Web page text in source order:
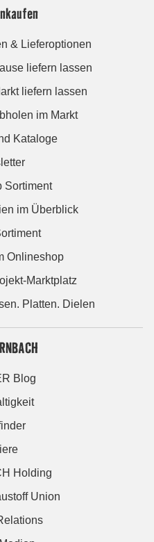
& Lieferoptionen
liefern lassen
liefern lassen
im Markt
Kataloge
Sortiment
im Überblick
Onlineshop
Marktplatz
Platten. Dielen
Blog
Holding
Union